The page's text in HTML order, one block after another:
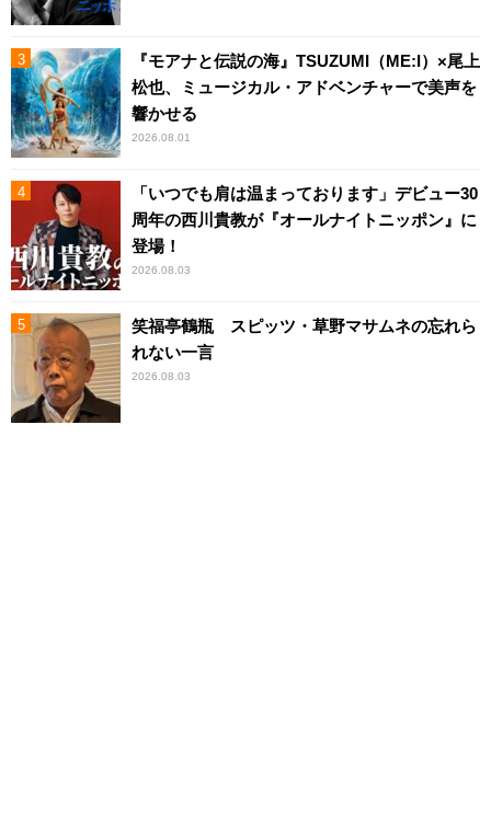
『モアナと伝説の海』TSUZUMI（ME:I）×尾上
松也、ミュージカル・アドベンチャーで美声を
響かせる
2026.08.01
「いつでも肩は温まっております」デビュー30
周年の西川貴教が『オールナイトニッポン』に
登場！
2026.08.03
笑福亭鶴瓶 スピッツ・草野マサムネの忘れら
れない一言
2026.08.03